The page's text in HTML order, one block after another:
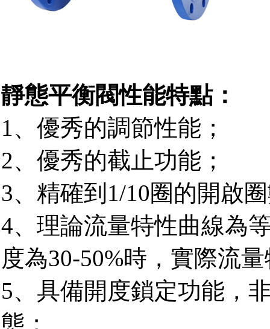
靜態平衡閥性能特點：
1、優秀的調節性能；
2、優秀的截止功能；
3、精確到1/10圈的開啟
4、理論流量特性曲線為
度為30-50%時，實際流
5、具備開度鎖定功能，
態；